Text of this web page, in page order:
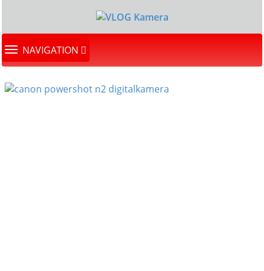
TOGGLE
NAVIGATION
NAVIGATION